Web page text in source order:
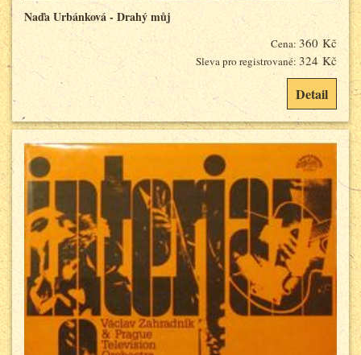
Naďa Urbánková - Drahý můj
Cena: 360 Kč
Sleva pro registrované: 324 Kč
Detail